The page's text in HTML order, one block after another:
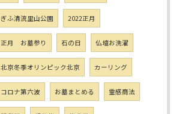
ぎふ清流里山公園 2022正月
正月 お墓参り 石の日 仏壇お洗濯
北京冬季オリンピック北京 カーリング
コロナ第六波 お墓まとめる 霊感商法